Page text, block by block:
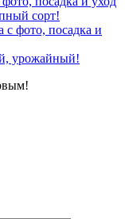
сорт!
урожайный!